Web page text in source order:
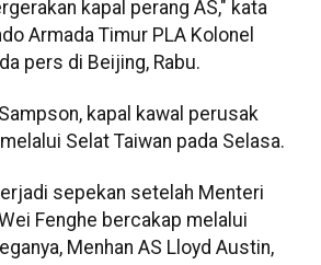
kapal perang AS," kata
Armada Timur PLA Kolonel
pers di Beijing, Rabu.
kapal kawal perusak
Selat Taiwan pada Selasa.
sepekan setelah Menteri
Fenghe bercakap melalui
Menhan AS Lloyd Austin,